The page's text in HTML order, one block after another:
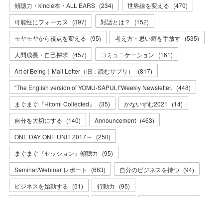
傾聴力・kincle本・ALL EARS (234) 世界線を変える (470)
可能性にフォーカス
(397) 対話とは？ (152)
モヤモヤから視点を変える (95) 考え方・思い癖を手放す (535)
人間成長・自己探求 (457) コミュニケーション (161)
Art of Being｜Mail Letter（旧：読むサプリ）
(817)
“The English version of YOMU-SAPULI”Weekly Newsletter. (448)
まぐまぐ『Hitomi Collected』
(35) かないずむ2021 (14)
自分を大切にする (140) Announcement (463)
ONE DAY ONE UNIT 2017～
(250)
まぐまぐ『セッション』傾聴力 (95)
Seminar/Webinar レポート
(663) 自分のビジネスを持つ (94)
ビジネスを始動する (51) 行動力 (95)